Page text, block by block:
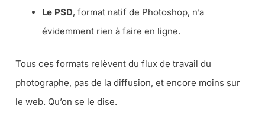
Le PSD, format natif de Photoshop, n’a
évidemment rien à faire en ligne.
Tous ces formats relèvent du flux de travail du
photographe, pas de la diffusion, et encore moins sur
le web. Qu’on se le dise.